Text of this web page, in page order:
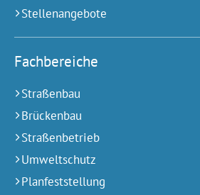
Stellenangebote
Fachbereiche
Straßenbau
Brückenbau
Straßenbetrieb
Umweltschutz
Planfeststellung